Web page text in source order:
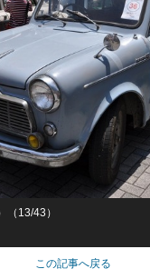
（13/43）
この記事へ戻る